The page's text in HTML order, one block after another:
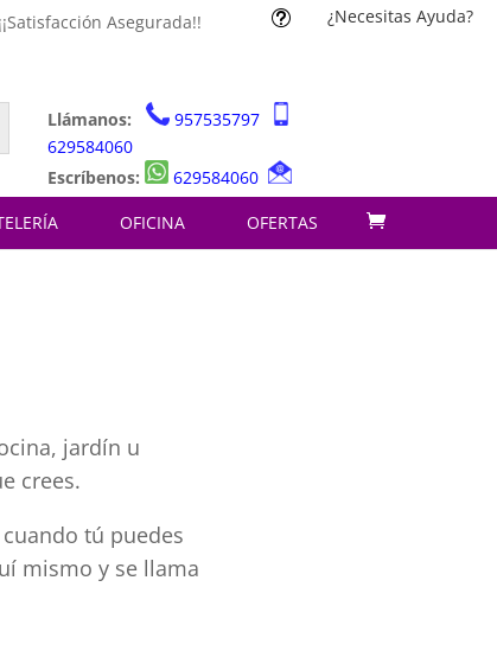
¡¡Satisfacción Asegurada!! t ¿Necesitas Ayuda?
Llámanos:
957535797
629584060
Escríbenos:
629584060
OFICINA OFERTAS
jardín u
crees.
tú puedes
mismo y se llama